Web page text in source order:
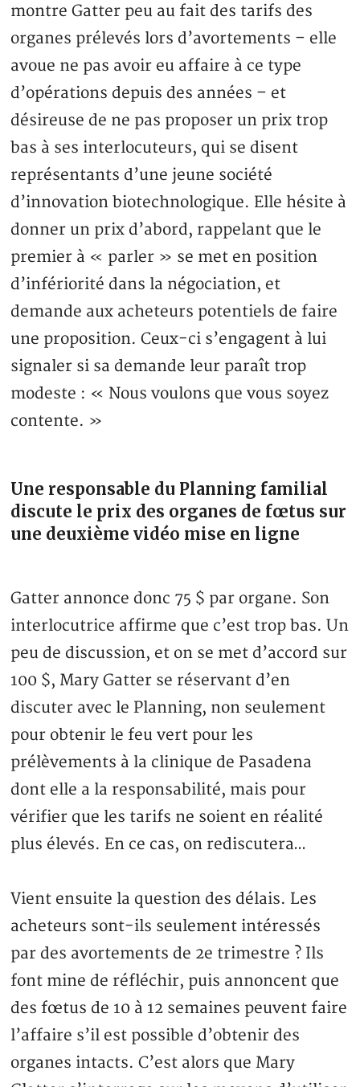
montre Gatter peu au fait des tarifs des
organes prélevés lors d’avortements – elle
avoue ne pas avoir eu affaire à ce type
d’opérations depuis des années – et
désireuse de ne pas proposer un prix trop
bas à ses interlocuteurs, qui se disent
représentants d’une jeune société
d’innovation biotechnologique. Elle hésite à
donner un prix d’abord, rappelant que le
premier à « parler » se met en position
d’infériorité dans la négociation, et
demande aux acheteurs potentiels de faire
une proposition. Ceux-ci s’engagent à lui
signaler si sa demande leur paraît trop
modeste : « Nous voulons que vous soyez
contente. »
Une responsable du Planning familial
discute le prix des organes de fœtus sur
une deuxième vidéo mise en ligne
Gatter annonce donc 75 $ par organe. Son
interlocutrice affirme que c’est trop bas. Un
peu de discussion, et on se met d’accord sur
100 $, Mary Gatter se réservant d’en
discuter avec le Planning, non seulement
pour obtenir le feu vert pour les
prélèvements à la clinique de Pasadena
dont elle a la responsabilité, mais pour
vérifier que les tarifs ne soient en réalité
plus élevés. En ce cas, on rediscutera…
Vient ensuite la question des délais. Les
acheteurs sont-ils seulement intéressés
par des avortements de 2e trimestre ? Ils
font mine de réfléchir, puis annoncent que
des fœtus de 10 à 12 semaines peuvent faire
l’affaire s’il est possible d’obtenir des
organes intacts. C’est alors que Mary